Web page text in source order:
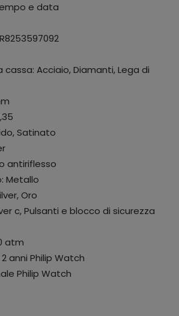
e data
Acciaio, Diamanti, Lega di
Satinato
antiriflesso
Metallo
Oro
c, Pulsanti e blocco di sicurezza
atm
anni Philip Watch
Philip Watch